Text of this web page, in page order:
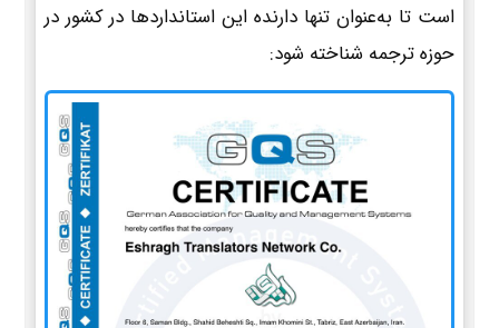
است تا به‌عنوان تنها دارنده این استانداردها در کشور در
حوزه ترجمه شناخته شود: